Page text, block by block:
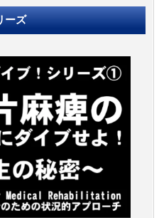
ーズ